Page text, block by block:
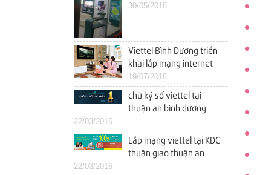
thuận an
30/05/2018
Viettel Bình Dương triển
khai lắp mạng internet
wifi tại kdc việt sing
(VSIP 1) thuận an bình
dương
19/07/2016
chữ ký số viettel tại
thuận an bình dương
22/03/2016
Lắp mạng viettel tại KDC
thuận giao thuận an
22/03/2016